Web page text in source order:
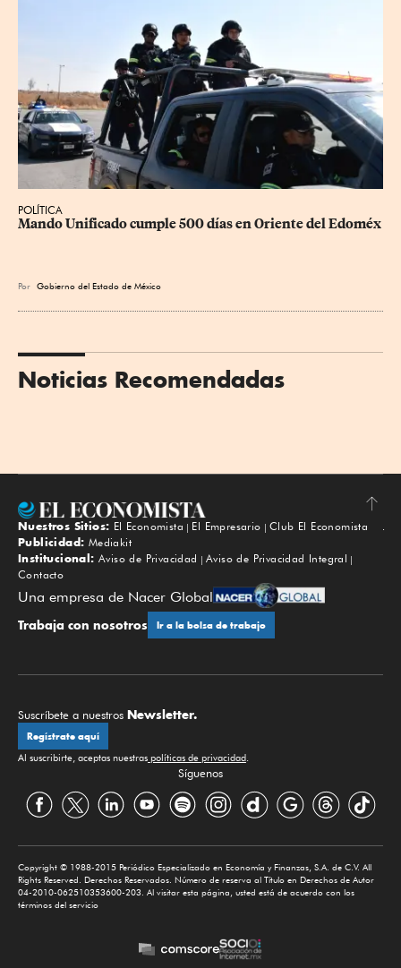
POLÍTICA
Mando Unificado cumple 500 días en Oriente del Edoméx
Por Gobierno del Estado de México
Noticias Recomendadas
Subir
Nuestros Sitios: El Economista El Empresario
Club El Economista
Publicidad: Mediakit
Institucional: Aviso de Privacidad
Aviso de Privacidad Integral
Contacto
Una empresa de Nacer Global
Trabaja con nosotros Ir a la bolsa de trabajo
Suscríbete a nuestros Newsletter.
Regístrate aquí
Al suscribirte, aceptas nuestras políticas de privacidad
Síguenos
Copyright © 1988-2015 Periódico Especializado en Economía y Finanzas, S.A. de C.V. All
Rights Reserved. Derechos Reservados. Número de reserva al Título en Derechos de Autor
04-2010-062510353600-203. Al visitar esta página, usted está de acuerdo con los
términos del servicio